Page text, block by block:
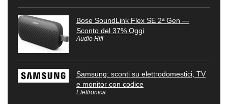
Bose SoundLink Flex SE 2ª Gen —
Sconto del 37% Oggi
Audio Hifi
Samsung: sconti su elettrodomestici, TV
e monitor con codice
Elettronica